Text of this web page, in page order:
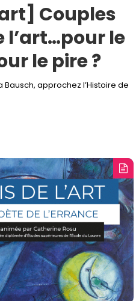
Couples
l’art…pour le
le pire ?
Bausch, approchez l’Histoire de